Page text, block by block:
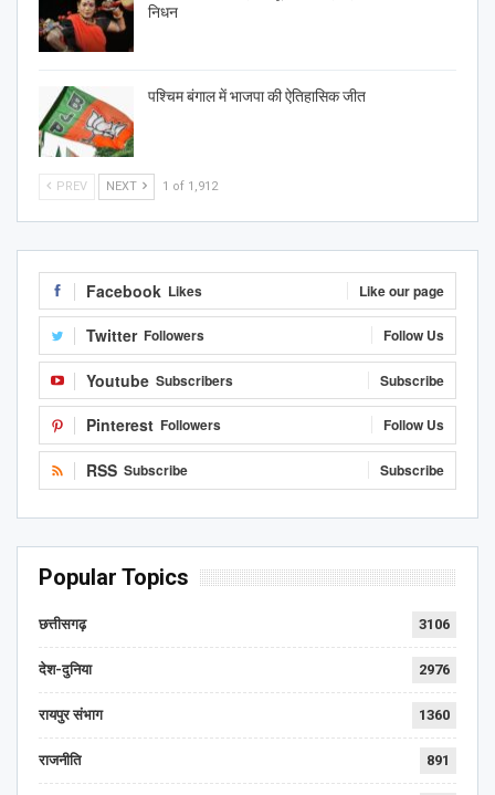
निधन
पश्चिम बंगाल में भाजपा की ऐतिहासिक जीत
PREV NEXT 1 of 1,912
Facebook Likes Like our page
Twitter Followers Follow Us
Youtube Subscribers Subscribe
Pinterest Followers Follow Us
RSS Subscribe Subscribe
Popular Topics
छत्तीसगढ़ 3106
देश-दुनिया 2976
रायपुर संभाग 1360
राजनीति 891